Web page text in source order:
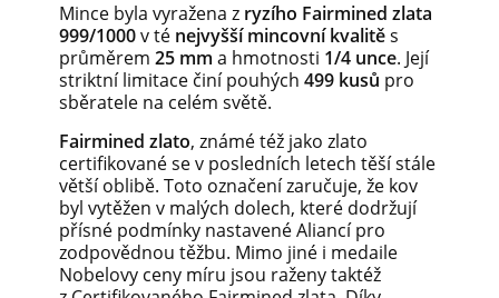
Mince byla vyražena z ryzího Fairmined zlata
999/1000v té nejvyšší mincovní kvalitěs
průměrem 25 mm a hmotnosti 1/4 unce. Její
striktní limitace činí pouhých 499 kusů pro
sběratele na celém světě.
Fairmined zlato, známé též jako zlato
certifikované se v posledních letech těší stále
větší oblibě. Toto označení zaručuje, že kov
byl vytěžen v malých dolech, které dodržují
přísné podmínky nastavené Aliancí pro
zodpovědnou těžbu. Mimo jiné i medaile
Nobelovy ceny míru jsou raženy taktéž